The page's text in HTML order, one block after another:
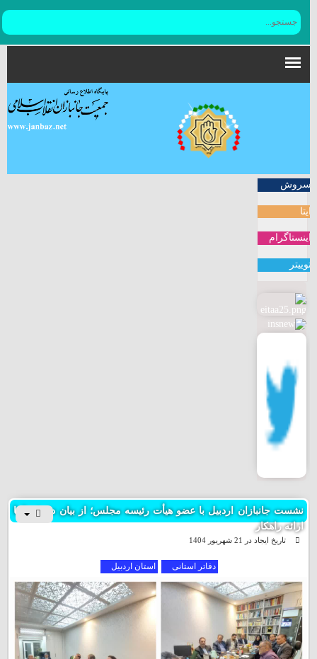
سروش
ایتا
اینستاگرام
توییتر
نشست جانبازان اردبیل با عضو هیأت رئیسه مجلس؛ از بیان دغدغه‌ها تا
ارائه راهکار
تاریخ ایجاد در 21 شهریور 1404
دفاتر استانی استان اردبیل